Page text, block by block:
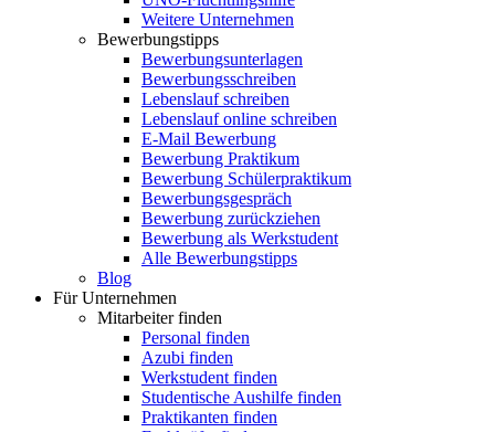
Weitere Unternehmen
Bewerbungstipps
Bewerbungsunterlagen
Bewerbungsschreiben
Lebenslauf schreiben
Lebenslauf online schreiben
E-Mail Bewerbung
Bewerbung Praktikum
Bewerbung Schülerpraktikum
Bewerbungsgespräch
Bewerbung zurückziehen
Bewerbung als Werkstudent
Alle Bewerbungstipps
Blog
Für Unternehmen
Mitarbeiter finden
Personal finden
Azubi finden
Werkstudent finden
Studentische Aushilfe finden
Praktikanten finden